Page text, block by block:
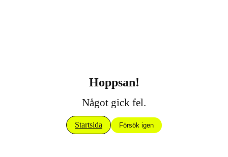
Hoppsan!
Något gick fel.
Startsida Försök igen